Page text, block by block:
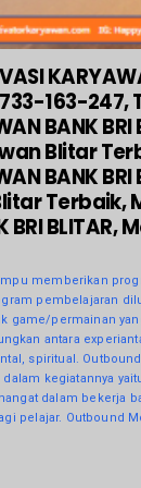
163-247,
BANK BRI
Blitar
BANK BRI
Terbaik,
BRI BLITAR,
memberikan
pembelajaran
game/permainan
antara
spiritual.
kegiatannya
dalam bekerja
pelajar. Outbound